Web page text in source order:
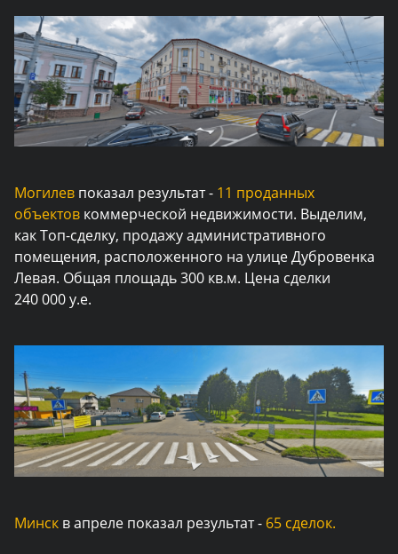
Могилев показал результат - 11 проданных
объектов коммерческой недвижимости. Выделим,
как Топ-сделку, продажу административного
помещения, расположенного на улице Дубровенка
Левая. Общая площадь 300 кв.м. Цена сделки
240 000 у.е.
Минск в апреле показал результат - 65 сделок.